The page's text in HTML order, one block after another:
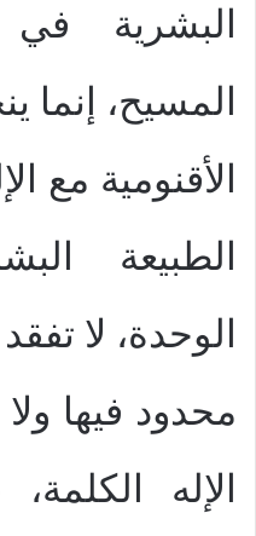
البشرية في
المسيح، إنما
الأقنومية مع
الطبيعة
الوحدة، لا
محدود فيها
الإله